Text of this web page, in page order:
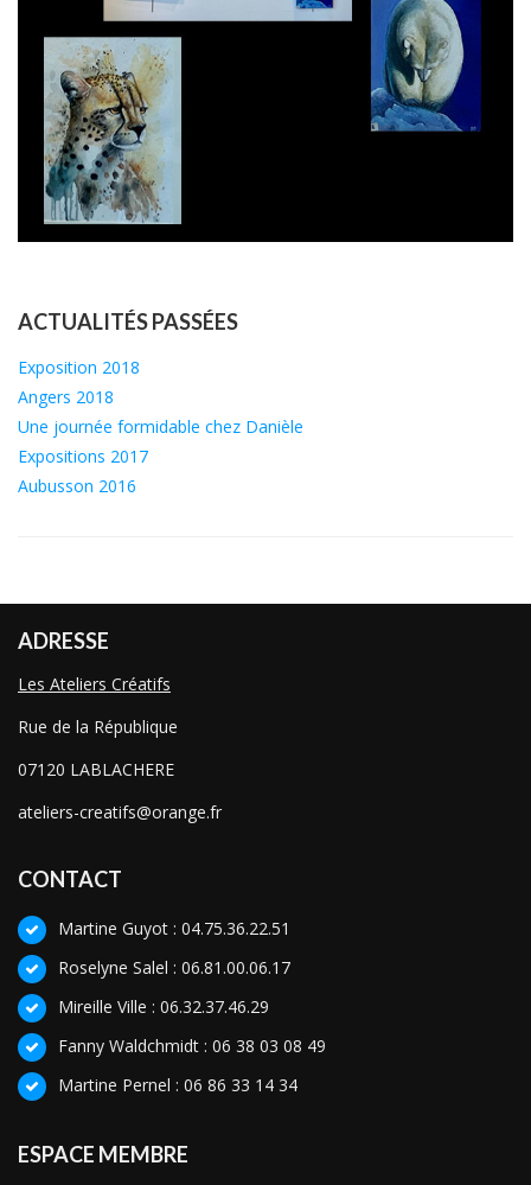
ACTUALITÉS PASSÉES
Exposition 2018
Angers 2018
Une journée formidable chez Danièle
Expositions 2017
Aubusson 2016
ADRESSE
Les Ateliers Créatifs
Rue de la République
07120 LABLACHERE
ateliers-creatifs@orange.fr
CONTACT
Martine Guyot : 04.75.36.22.51
Roselyne Salel : 06.81.00.06.17
Mireille Ville : 06.32.37.46.29
Fanny Waldchmidt : 06 38 03 08 49
Martine Pernel : 06 86 33 14 34
ESPACE MEMBRE